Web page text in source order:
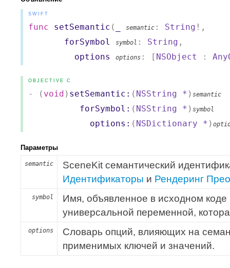
SWIFT
func setSemantic ( semantic : String !,
forSymbol
symbol : String ,
options
options : [ NSObject :
OBJECTIVE C
- ( void ) setSemantic: ( NSString * ) semantic
forSymbol: ( NSString * ) symbol
options: ( NSDictionary * )
Параметры
semantic
SceneKit семантический
Идентификаторы и Рендеринг
symbol
Имя, объявленное в исходном
универсальной переменной,
options
Словарь опций, влияющих на
применимых ключей и значений.